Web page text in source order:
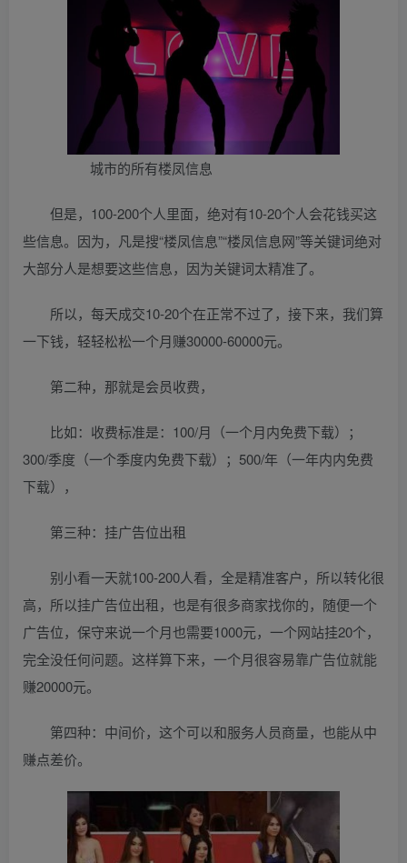
城市的所有楼凤信息
但是，100-200个人里面，绝对有10-20个人会花钱买这
些信息。因为，凡是搜“楼凤信息”“楼凤信息网”等关键词绝对
大部分人是想要这些信息，因为关键词太精准了。
所以，每天成交10-20个在正常不过了，接下来，我们算
一下钱，轻轻松松一个月赚30000-60000元。
第二种，那就是会员收费，
比如：收费标准是：100/月（一个月内免费下载）；
300/季度（一个季度内免费下载）；500/年（一年内内免费
下载），
第三种：挂广告位出租
别小看一天就100-200人看，全是精准客户，所以转化很
高，所以挂广告位出租，也是有很多商家找你的，随便一个
广告位，保守来说一个月也需要1000元，一个网站挂20个，
完全没任何问题。这样算下来，一个月很容易靠广告位就能
赚20000元。
第四种：中间价，这个可以和服务人员商量，也能从中
赚点差价。